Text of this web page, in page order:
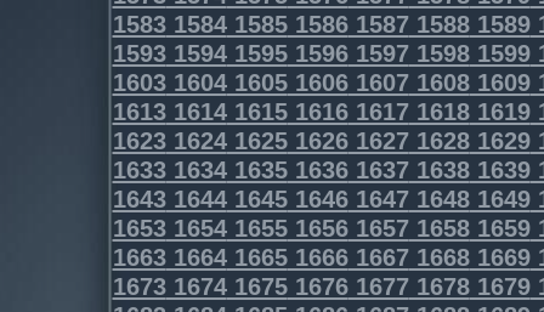
1583158415851586158715881589
1593159415951596159715981599
1603160416051606160716081609
1613161416151616161716181619
1623162416251626162716281629
1633163416351636163716381639
1643164416451646164716481649
1653165416551656165716581659
1663166416651666166716681669
1673167416751676167716781679